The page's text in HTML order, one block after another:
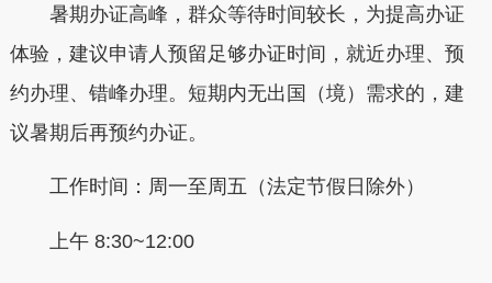
暑期办证高峰，群众等待时间较长，为提高办证
体验，建议申请人预留足够办证时间，就近办理、预
约办理、错峰办理。短期内无出国（境）需求的，建
议暑期后再预约办证。
工作时间：周一至周五（法定节假日除外）
上午 8:30~12:00